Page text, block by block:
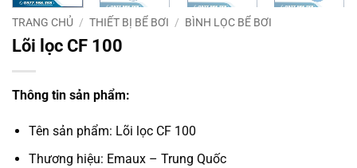
TRANG CHỦ / THIẾT BỊ BỂ BƠI / BÌNH LỌC BỂ BƠI
Lõi lọc CF 100
Thông tin sản phẩm:
Tên sản phẩm: Lõi lọc CF 100
Thương hiệu: Emaux – Trung Quốc